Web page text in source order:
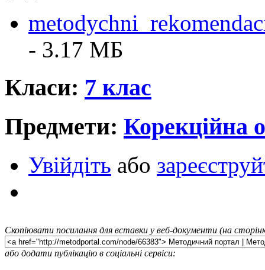
- 3.17 MБ
Класи: 7 клас
Предмети: Корекційна
Увійдіть або
Скопіювати посилання для вставки у веб-документи (на
або додати публікацію в соціальні сервіси: